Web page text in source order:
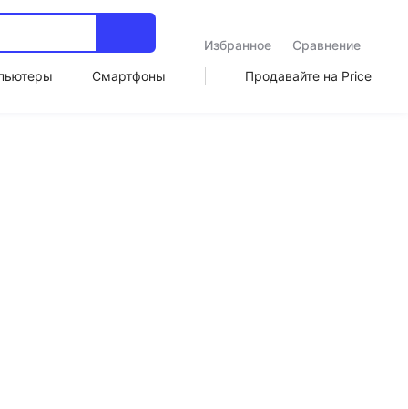
Избранное
Сравнение
Смартфоны Продавайте на Price